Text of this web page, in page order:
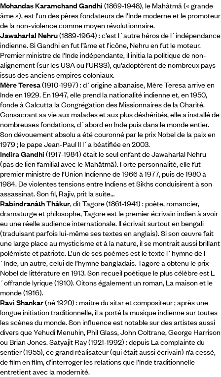
Mohandas Karamchand Gandhi (1869-1948), le Mahâtmâ (« grande
âme »), est l'un des pères fondateurs de l'Inde moderne et le promoteur
de la non-violence comme moyen révolutionnaire.
Jawaharlal Nehru(1889-1964) : c’est l´autre héros de l´indépendance
indienne. Si Gandhi en fut l’âme et l’icône, Nehru en fut le moteur.
Premier ministre de l’Inde indépendante, il initia la politique de non-
alignement (sur les USA ou l’URSS), qu’adoptèrent de nombreux pays
issus des anciens empires coloniaux.
Mère Teresa(1910-1997) : d´origine albanaise, Mère Teresa arrive en
Inde en 1929. En 1947, elle prend la nationalité indienne et, en 1950,
fonde à Calcutta la Congrégation des Missionnaires de la Charité.
Consacrant sa vie aux malades et aux plus déshérités, elle a installé de
nombreuses fondations, d´abord en Inde puis dans le monde entier.
Son dévouement absolu a été couronné par le prix Nobel de la paix en
1979 ; le pape Jean-Paul II l´a béatifiée en 2003.
Indira Gandhi (1917-1984) était le seul enfant de Jawaharlal Nehru
(pas de lien familial avec le Mahâtmâ). Forte personnalité, elle fut
premier ministre de l’Union Indienne de 1966 à 1977, puis de 1980 à
1984. De violentes tensions entre Indiens et Sikhs conduisirent à son
assassinat. Son fil, Rajiv, prit la suite…
Rabindranâth Thâkur, dit Tagore (1861-1941) : poète, romancier,
dramaturge et philosophe, Tagore est le premier écrivain indien à avoir
eu une réelle audience internationale. Il écrivait surtout en bengali
(traduisant parfois lui-même ses textes en anglais). Si son œuvre fait
une large place au mysticisme et à la nature, il se montrait aussi brillant
polémiste et patriote. L’un de ses poèmes est le texte l´hymne de l
´Inde, un autre, celui de l’hymne bangladais. Tagore a obtenu le prix
Nobel de littérature en 1913. Son recueil poétique le plus célèbre est L
´offrande lyrique (1910). Citons également un roman, La maison et le
monde (1916).
Ravi Shankar(né 1920) : maître du sitar et compositeur ; après une
longue initiation traditionnelle, il a porté la musique indienne sur toutes
les scènes du monde. Son influence est notable sur des artistes aussi
divers que Yehudi Menuhin, Phil Glass, John Coltrane, George Harrison
ou Brian Jones. Satyajit Ray (1921-1992) : depuis La complainte du
sentier (1955), ce grand réalisateur (qui était aussi écrivain) n’a cessé,
de film en film, d’interroger les relations que l’Inde traditionnelle
entretient avec la modernité.